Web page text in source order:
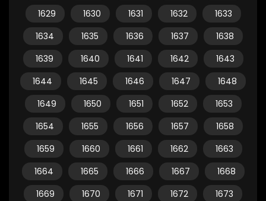
1629
1630 1631 1632
1633
1634
1635 1636 1637
1638
1639
1640 1641 1642
1643
1644
1645 1646 1647
1648
1649
1650 1651 1652
1653
1654
1655 1656 1657
1658
1659
1660 1661 1662
1663
1664
1665 1666 1667
1668
1669
1670 1671 1672
1673